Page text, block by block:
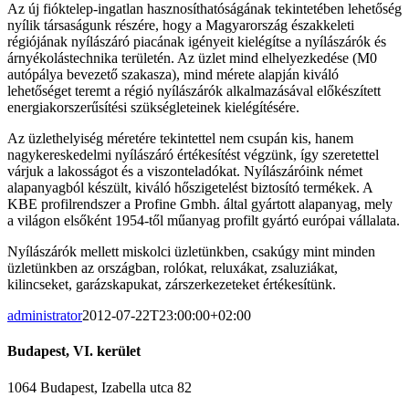
Az új fióktelep-ingatlan hasznosíthatóságának tekintetében lehetőség
nyílik társaságunk részére, hogy a Magyarország északkeleti
régiójának nyílászáró piacának igényeit kielégítse a nyílászárók és
árnyékolástechnika területén. Az üzlet mind elhelyezkedése (M0
autópálya bevezető szakasza), mind mérete alapján kiváló
lehetőséget teremt a régió nyílászárók alkalmazásával előkészített
energiakorszerűsítési szükségleteinek kielégítésére.
Az üzlethelyiség méretére tekintettel nem csupán kis, hanem
nagykereskedelmi nyílászáró értékesítést végzünk, így szeretettel
várjuk a lakosságot és a viszonteladókat. Nyílászáróink német
alapanyagból készült, kiváló hőszigetelést biztosító termékek. A
KBE profilrendszer a Profine Gmbh. által gyártott alapanyag, mely
a világon elsőként 1954-től műanyag profilt gyártó európai vállalata.
Nyílászárók mellett miskolci üzletünkben, csakúgy mint minden
üzletünkben az országban, rolókat, reluxákat, zsaluziákat,
kilincseket, garázskapukat, zárszerkezeteket értékesítünk.
administrator2012-07-22T23:00:00+02:00
Budapest, VI. kerület
1064 Budapest, Izabella utca 82